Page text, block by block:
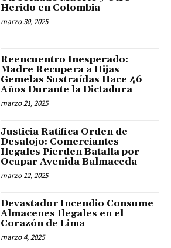
Herido en Colombia
marzo 30, 2025
Reencuentro Inesperado:
Madre Recupera a Hijas
Gemelas Sustraídas Hace 46
Años Durante la Dictadura
marzo 21, 2025
Justicia Ratifica Orden de
Desalojo: Comerciantes
Ilegales Pierden Batalla por
Ocupar Avenida Balmaceda
marzo 12, 2025
Devastador Incendio Consume
Almacenes Ilegales en el
Corazón de Lima
marzo 4, 2025